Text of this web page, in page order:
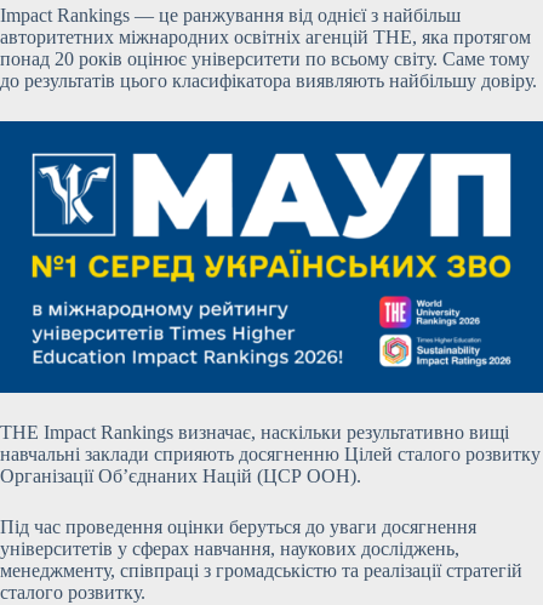
Impact Rankings — це ранжування від однієї з найбільш
авторитетних міжнародних освітніх агенцій THE, яка протягом
понад 20 років оцінює університети по всьому світу. Саме тому
до результатів цього класифікатора виявляють найбільшу довіру.
THE Impact Rankings визначає, наскільки результативно вищі
навчальні заклади сприяють досягненню Цілей сталого розвитку
Організації Об’єднаних Націй (ЦСР ООН).
Під час проведення оцінки беруться до уваги досягнення
університетів у сферах навчання, наукових досліджень,
менеджменту, співпраці з громадськістю та реалізації стратегій
сталого розвитку.